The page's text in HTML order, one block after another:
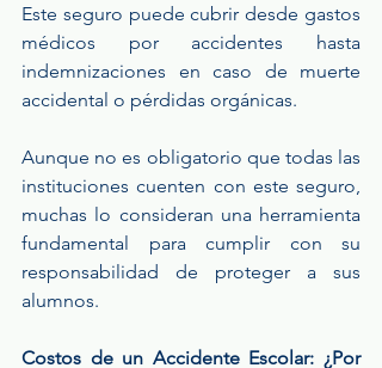
Este seguro puede cubrir desde gastos
médicos por accidentes hasta
indemnizaciones en caso de muerte
accidental o pérdidas orgánicas.
Aunque no es obligatorio que todas las
instituciones cuenten con este seguro,
muchas lo consideran una herramienta
fundamental para cumplir con su
responsabilidad de proteger a sus
alumnos.
Costos de un Accidente Escolar: ¿Por